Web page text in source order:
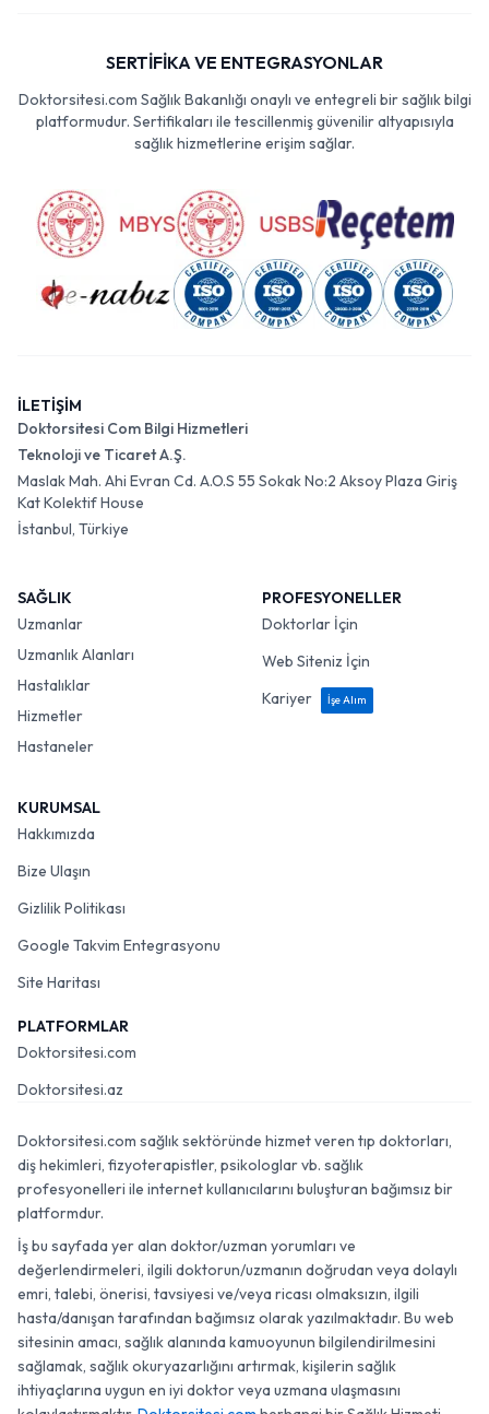
SERTİFİKA VE ENTEGRASYONLAR
Doktorsitesi.com Sağlık Bakanlığı onaylı ve entegreli bir sağlık bilgi
platformudur. Sertifikaları ile tescillenmiş güvenilir altyapısıyla
sağlık hizmetlerine erişim sağlar.
İLETİŞİM
Doktorsitesi Com Bilgi Hizmetleri
Teknoloji ve Ticaret A.Ş.
Maslak Mah. Ahi Evran Cd. A.O.S 55 Sokak No:2 Aksoy Plaza Giriş
Kat Kolektif House
İstanbul, Türkiye
SAĞLIK
Uzmanlar
Uzmanlık Alanları
Hastalıklar
Hizmetler
Hastaneler
PROFESYONELLER
Doktorlar İçin
Web Siteniz İçin
Kariyer
İşe Alım
KURUMSAL
Hakkımızda
Bize Ulaşın
Gizlilik Politikası
Google Takvim Entegrasyonu
Site Haritası
PLATFORMLAR
Doktorsitesi.com
Doktorsitesi.az
Doktorsitesi.com sağlık sektöründe hizmet veren tıp doktorları,
diş hekimleri, fizyoterapistler, psikologlar vb. sağlık
profesyonelleri ile internet kullanıcılarını buluşturan bağımsız bir
platformdur.
İş bu sayfada yer alan doktor/uzman yorumları ve
değerlendirmeleri, ilgili doktorun/uzmanın doğrudan veya dolaylı
emri, talebi, önerisi, tavsiyesi ve/veya ricası olmaksızın, ilgili
hasta/danışan tarafından bağımsız olarak yazılmaktadır. Bu web
sitesinin amacı, sağlık alanında kamuoyunun bilgilendirilmesini
sağlamak, sağlık okuryazarlığını artırmak, kişilerin sağlık
ihtiyaçlarına uygun en iyi doktor veya uzmana ulaşmasını